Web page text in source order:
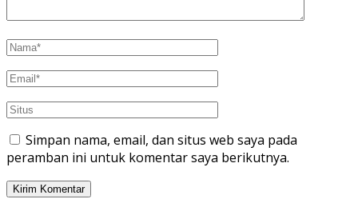
Simpan nama, email, dan situs web saya pada
peramban ini untuk komentar saya berikutnya.